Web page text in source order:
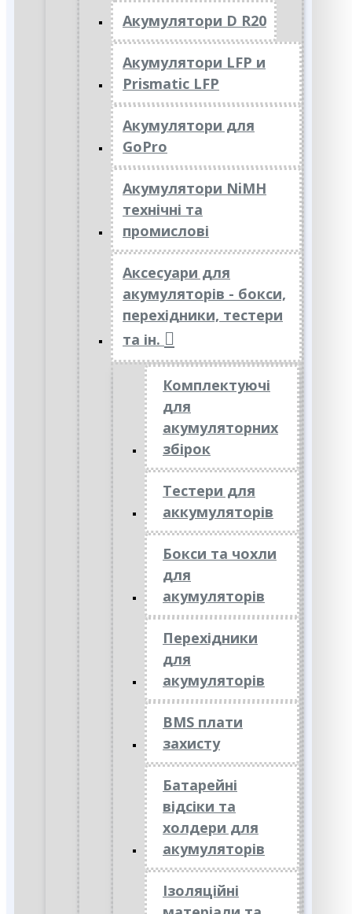
Акумулятори D R20
Акумулятори LFP и
Prismatic LFP
Акумулятори для
GoPro
Акумулятори NiMH
технічні та
промислові
Аксесуари для
акумуляторів - бокси,
перехідники, тестери
та ін.
Комплектуючі
для
акумуляторних
збірок
Тестери для
аккумуляторів
Бокси та чохли
для
акумуляторів
Перехідники
для
акумуляторів
BMS плати
захисту
Батарейні
відсіки та
холдери для
акумуляторів
Ізоляційні